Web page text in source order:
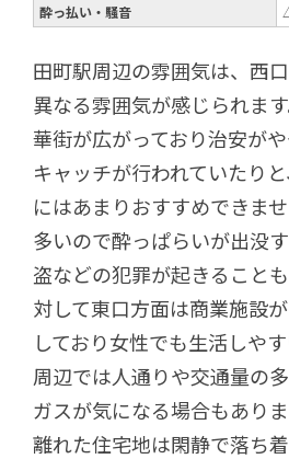
酔っ払い・騒音
田町駅周辺の雰囲気は、西
異なる雰囲気が感じられま
華街が広がっており治安が
キャッチが行われていたり
にはあまりおすすめできま
多いので酔っぱらいが出没
盗などの犯罪が起きること
対して東口方面は商業施設
しており女性でも生活しや
周辺では人通りや交通量の
ガスが気になる場合もあり
離れた住宅地は閑静で落ち